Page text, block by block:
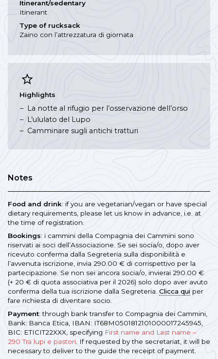
Itinerant/sedentary
Itinerant
Type of rucksack
Zaino con l’attrezzatura di giornata
Highlights
La notte al rifugio per l’osservazione dell’orso
L’ululato del Lupo
Camminare sugli antichi tratturi
Notes
Food and drink: if you are vegetarian/vegan or have special
dietary requirements, please let us know in advance, i.e. at
the time of registration.
Bookings: i cammini della Compagnia dei Cammini sono
riservati ai soci dell’Associazione. Se sei socia/o, dopo aver
ricevuto conferma dalla Segreteria sulla disponibilità e
l’avvenuta iscrizione, invia 290.00 € di corrispettivo per la
partecipazione. Se non sei ancora socia/o, invierai 290.00 €
(+ 20 € di quota associativa per il 2026) solo dopo aver avuto
conferma della tua iscrizione dalla Segreteria. Clicca qui per
fare richiesta di diventare socio.
Payment: through bank transfer to Compagnia dei Cammini,
Bank: Banca Etica, IBAN: IT68M0501812101000017245945,
BIC: ETICIT22XXX, specifying First name and Last name –
290 Tra lupi e pastori . If requested by the secretariat, it will be
necessary to deliver to the guide the receipt of payment.